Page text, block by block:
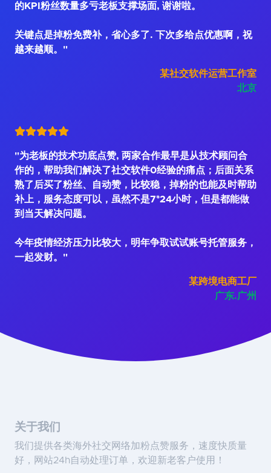
的KPI粉丝数量多亏老板支撑场面, 谢谢啦。
关键点是掉粉免费补，省心多了. 下次多给点优惠啊，祝
越来越顺。"
某社交软件运营工作室
北京
"为老板的技术功底点赞, 两家合作最早是从技术顾问合
作的，帮助我们解决了社交软件0经验的痛点；后面关系
熟了后买了粉丝、自动赞，比较稳，掉粉的也能及时帮助
补上，服务态度可以，虽然不是7*24小时，但是都能做
到当天解决问题。
今年疫情经济压力比较大，明年争取试试账号托管服务，
一起发财。"
某跨境电商工厂
广东.广州
关于我们
我们提供各类海外社交网络加粉点赞服务，速度快质量
好，网站24h自动处理订单，欢迎新老客户使用！